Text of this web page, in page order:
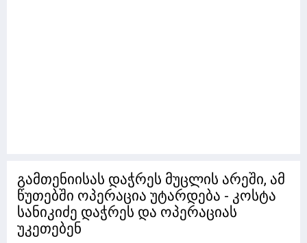
გამთენიისას დაჭრეს მუცლის არეში, ამ
წუთებში ოპერაცია უტარდება - კოსტა
სანიკიძე დაჭრეს და ოპერაციას
უკეთებენ